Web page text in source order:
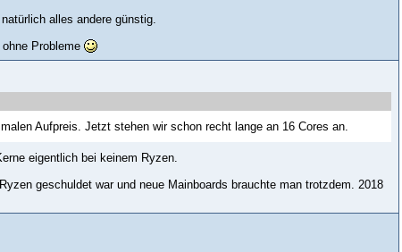
alles andere günstig.
Probleme
Aufpreis. Jetzt stehen wir schon recht lange an 16 Cores an.
eigentlich bei keinem Ryzen.
geschuldet war und neue Mainboards brauchte man trotzdem. 2018